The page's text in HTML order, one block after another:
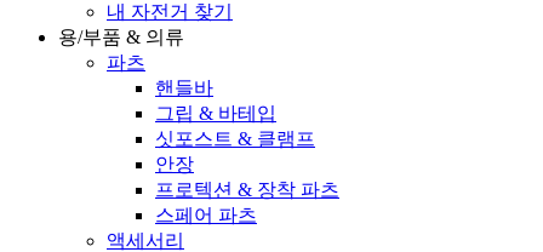
내 자전거 찾기
용/부품 & 의류
파츠
핸들바
그립 & 바테입
싯포스트 & 클램프
안장
프로텍션 & 장착 파츠
스페어 파츠
액세서리